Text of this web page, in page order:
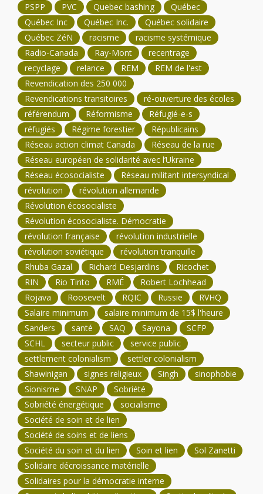
PSPP
PVC Quebec bashing
Québec
Québec Inc
Québec Inc.
Québec solidaire
Québec ZéN
racisme
racisme systémique
Radio-Canada
Ray-Mont
recentrage
recyclage
relance REM
REM de l'est
Revendication des 250 000
Revendications transitoires
ré-ouverture des écoles
référendum
Réformisme
Réfugié-e-s
réfugiés
Régime forestier
Républicains
Réseau action climat Canada
Réseau de la rue
Réseau européen de solidarité avec l’Ukraine
Réseau écosocialiste
Réseau militant intersyndical
révolution
révolution allemande
Révolution écosocialiste
Révolution écosocialiste. Démocratie
révolution française
révolution industrielle
révolution soviétique
révolution tranquille
Rhuba Gazal
Richard Desjardins
Ricochet
RIN
Rio Tinto RMÉ
Robert Lochhead
Rojava
Roosevelt RQIC Russie
RVHQ
Salaire minimum
salaire minimum de 15$ l'heure
Sanders
santé SAQ Sayona
SCFP
SCHL
secteur public
service public
settlement colonialism
settler colonialism
Shawinigan
signes religieux Singh
sinophobie
Sionisme
SNAP
Sobriété
Sobriété énergétique
socialisme
Société de soin et de lien
Société de soins et de liens
Société du soin et du lien
Soin et lien
Sol Zanetti
Solidaire décroissance matérielle
Solidaires pour la démocratie interne